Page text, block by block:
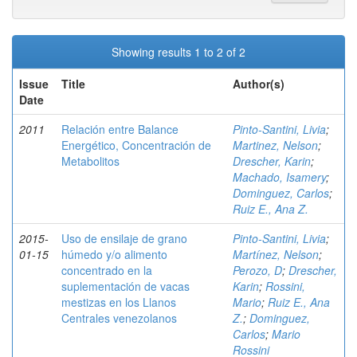
Showing results 1 to 2 of 2
Issue
Date
Title Author(s)
2011
Relación entre Balance
Energético, Concentración de
Metabolitos
Pinto-Santini, Livia;
Martinez, Nelson;
Drescher, Karin;
Machado, Isamery;
Dominguez, Carlos;
Ruiz E., Ana Z.
2015-
01-15
Uso de ensilaje de grano
húmedo y/o alimento
concentrado en la
suplementación de vacas
mestizas en los Llanos
Centrales venezolanos
Pinto-Santini, Livia;
Martínez, Nelson;
Perozo, D; Drescher,
Karin; Rossini,
Mario; Ruiz E., Ana
Z.; Dominguez,
Carlos; Mario
Rossini